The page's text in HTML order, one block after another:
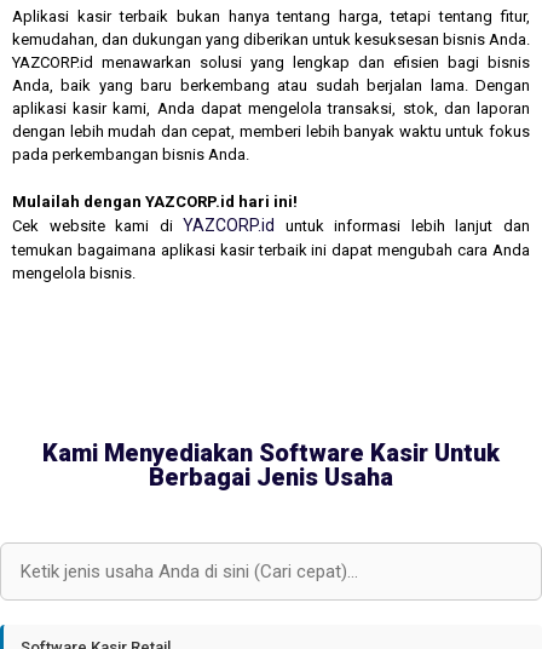
Aplikasi kasir terbaik bukan hanya tentang harga, tetapi tentang fitur,
kemudahan, dan dukungan yang diberikan untuk kesuksesan bisnis Anda.
YAZCORP.id menawarkan solusi yang lengkap dan efisien bagi bisnis
Anda, baik yang baru berkembang atau sudah berjalan lama. Dengan
aplikasi kasir kami, Anda dapat mengelola transaksi, stok, dan laporan
dengan lebih mudah dan cepat, memberi lebih banyak waktu untuk fokus
pada perkembangan bisnis Anda.
Mulailah dengan YAZCORP.id hari ini!
Cek website kami di YAZCORP.id
untuk informasi lebih lanjut dan
temukan bagaimana aplikasi kasir terbaik ini dapat mengubah cara Anda
mengelola bisnis.
Kami Menyediakan Software Kasir Untuk
Berbagai Jenis Usaha